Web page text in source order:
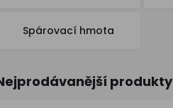
Spárovací hmota
produkty